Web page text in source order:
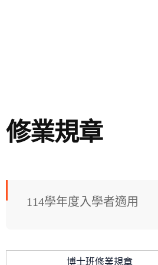
修業規章
114學年度入學者適用
博士班修業規章